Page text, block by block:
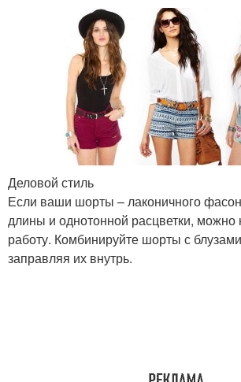
Деловой стиль
Если ваши шорты – лаконичного
длины и однотонной расцветки, можно
работу. Комбинируйте шорты с
заправляя их внутрь.